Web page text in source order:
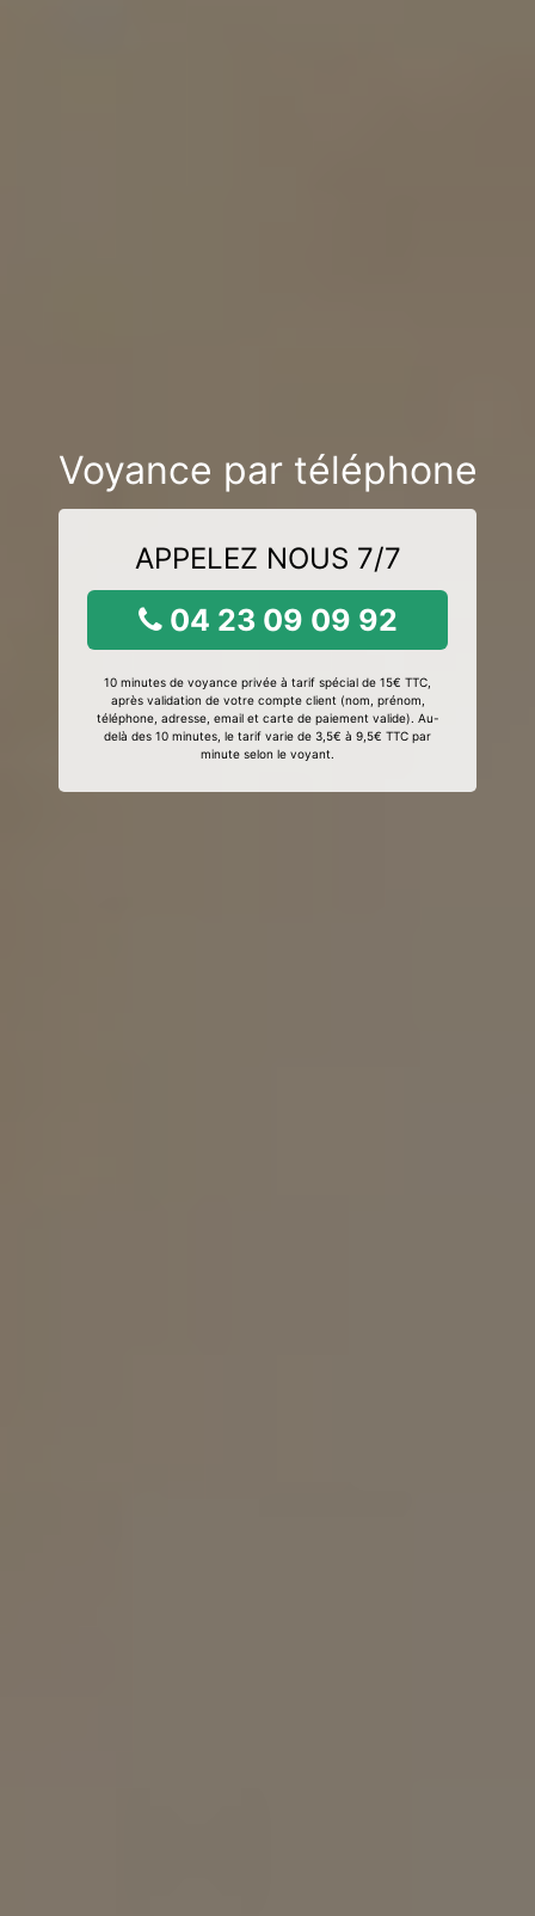
Voyance par téléphone
APPELEZ NOUS 7/7
04 23 09 09 92
10 minutes de voyance privée à tarif spécial de 15€ TTC,
après validation de votre compte client (nom, prénom,
téléphone, adresse, email et carte de paiement valide). Au-
delà des 10 minutes, le tarif varie de 3,5€ à 9,5€ TTC par
minute selon le voyant.